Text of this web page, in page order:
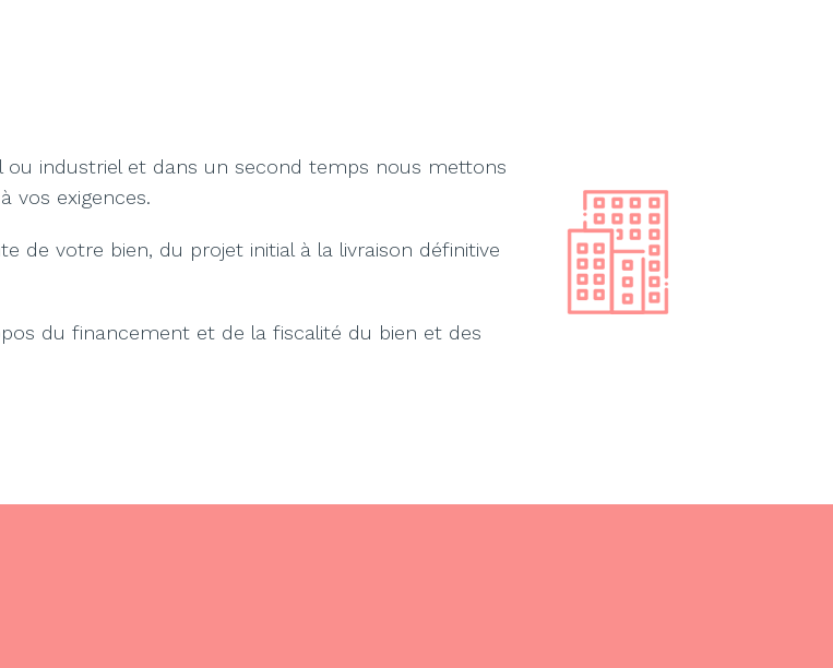
ou industriel et dans un second temps nous mettons
vos exigences.
de votre bien, du projet initial à la livraison définitive
du financement et de la fiscalité du bien et des